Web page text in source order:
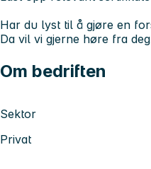
Har du lyst til å gjøre en
Da vil vi gjerne høre fra
Om bedriften
Sektor
Privat